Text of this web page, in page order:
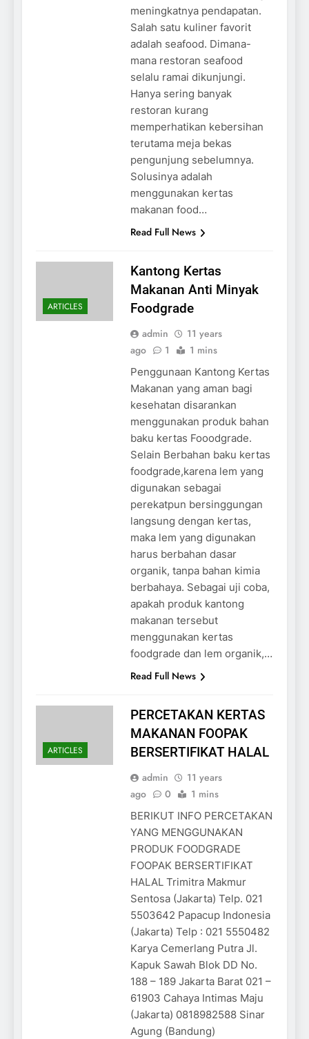
meningkatnya pendapatan.
Salah satu kuliner favorit
adalah seafood. Dimana-
mana restoran seafood
selalu ramai dikunjungi.
Hanya sering banyak
restoran kurang
memperhatikan kebersihan
terutama meja bekas
pengunjung sebelumnya.
Solusinya adalah
menggunakan kertas
makanan food…
Read Full News
ARTICLES
Kantong Kertas
Makanan Anti Minyak
Foodgrade
admin
11 years
ago
1 1 mins
Penggunaan Kantong Kertas
Makanan yang aman bagi
kesehatan disarankan
menggunakan produk bahan
baku kertas Fooodgrade.
Selain Berbahan baku kertas
foodgrade,karena lem yang
digunakan sebagai
perekatpun bersinggungan
langsung dengan kertas,
maka lem yang digunakan
harus berbahan dasar
organik, tanpa bahan kimia
berbahaya. Sebagai uji coba,
apakah produk kantong
makanan tersebut
menggunakan kertas
foodgrade dan lem organik,…
Read Full News
ARTICLES
PERCETAKAN KERTAS
MAKANAN FOOPAK
BERSERTIFIKAT HALAL
admin
11 years
ago
0 1 mins
BERIKUT INFO PERCETAKAN
YANG MENGGUNAKAN
PRODUK FOODGRADE
FOOPAK BERSERTIFIKAT
HALAL Trimitra Makmur
Sentosa (Jakarta) Telp. 021
5503642 Papacup Indonesia
(Jakarta) Telp : 021 5550482
Karya Cemerlang Putra Jl.
Kapuk Sawah Blok DD No.
188 – 189 Jakarta Barat 021 –
61903 Cahaya Intimas Maju
(Jakarta) 0818982588 Sinar
Agung (Bandung)